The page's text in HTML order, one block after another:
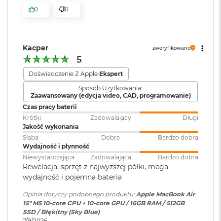
r
2
B
R
A
W
e
d
ł
u
g
o
j
m
n
o
bezpieczeństwo i sprawne działanie.
KTO KOCHA IPHONE’A, POKOCHA I MACA– Mac świetnie
zdziałać cuda. Możesz skopiować coś na iPhonie i wkleić to
na Macu. Albo odebrać na Macu połączenie FaceTime i
wysłać z niego tekst przez apkę Wiadomości
Wyświetlacz
Wyświetlacz Liquid Retina
Wyświetlacz o przekątnej 15,3 cala z podświetleniem LED, w
technologii IPS1
Czytnik kart
pamięci:
Karta sieciowa
bezprzewodowa
WLAN:
Wi-Fi 7 (802.11be)
Kamera
internetowa:
Kamera 12MP Center Stage z
obsługą funkcji Widok blatu
Bateria Litowo-polimerowa
0
0
Kacper zweryfikowano
5
Doświadczenie Z Apple:Ekspert
Sposób Użytkowania:
Zaawansowany (edycja video, CAD, programowanie)
Czas pracy baterii
Krótki
Zadowalający
Długi
Jakość wykonania
Słaba
Dobra
Bardzo dobra
Wydajność i płynność
Niewystarczająca
Zadowalająca Bardzo dobra
Rewelacja, sprzęt z najwyższej półki, mega
wydajność i pojemna bateria
Opinia dotyczy podobnego produktu: Apple MacBook Air
15" M5 10‑core CPU + 10‑core GPU / 16GB RAM / 512GB
SSD / Błękitny (Sky Blue)